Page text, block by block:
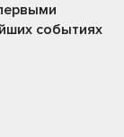
событиях